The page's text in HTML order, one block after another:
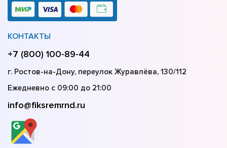
КОНТАКТЫ
+7 (800) 100-89-44
г. Ростов-на-Дону, переулок Журавлёва, 130/112
Ежедневно с 09:00 до 21:00
info@fiksremrnd.ru